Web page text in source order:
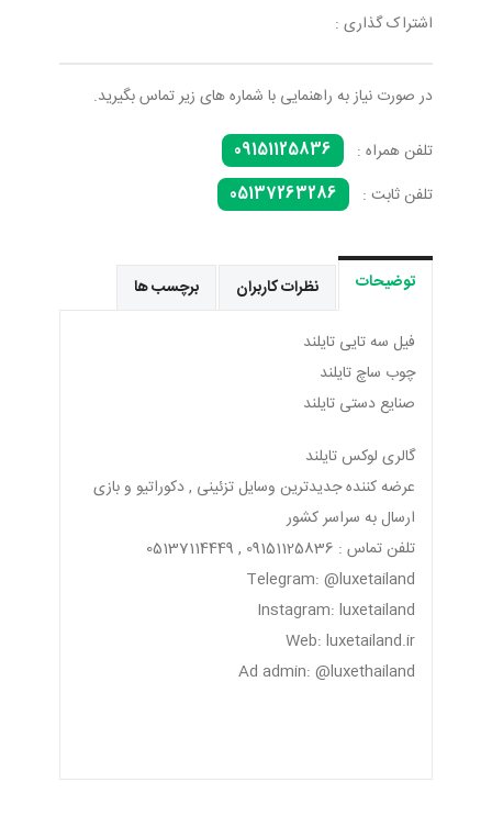
اشتراک گذاری :
در صورت نیاز به راهنمایی با شماره های زیر تماس بگیرید.
تلفن همراه :
09151125836
تلفن ثابت :
05137263286
توضیحات نظرات کاربران برچسب ها
فیل سه تایی تایلند
چوب ساچ تایلند
صنایع دستی تایلند
گالری لوکس تایلند
عرضه کننده جدیدترین وسایل تزئینی , دکوراتیو و بازی
ارسال به سراسر کشور
تلفن تماس : 09151125836 , 05137114449
Telegram: @luxetailand
Instagram: luxetailand
Web: luxetailand.ir
Ad admin: @luxethailand